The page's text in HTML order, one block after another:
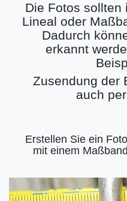
Die Fotos sollten
Lineal oder
Dadurch
erkannt
Zusendung der
auch
Erstellen Sie ein
mit einem